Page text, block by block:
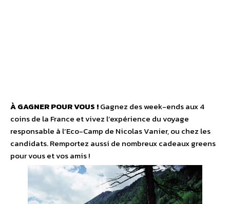
À GAGNER POUR VOUS !Gagnez des week-ends aux 4
coins de la France et vivez l’expérience du voyage
responsable à l’Eco-Camp de Nicolas Vanier, ou chez les
candidats. Remportez aussi de nombreux cadeaux greens
pour vous et vos amis !